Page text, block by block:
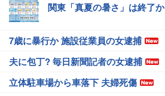
関東「真夏の暑さ」は終了か
7歳に暴行か 施設従業員の女逮捕
夫に包丁? 毎日新聞記者の女逮捕
立体駐車場から車落下 夫婦死傷